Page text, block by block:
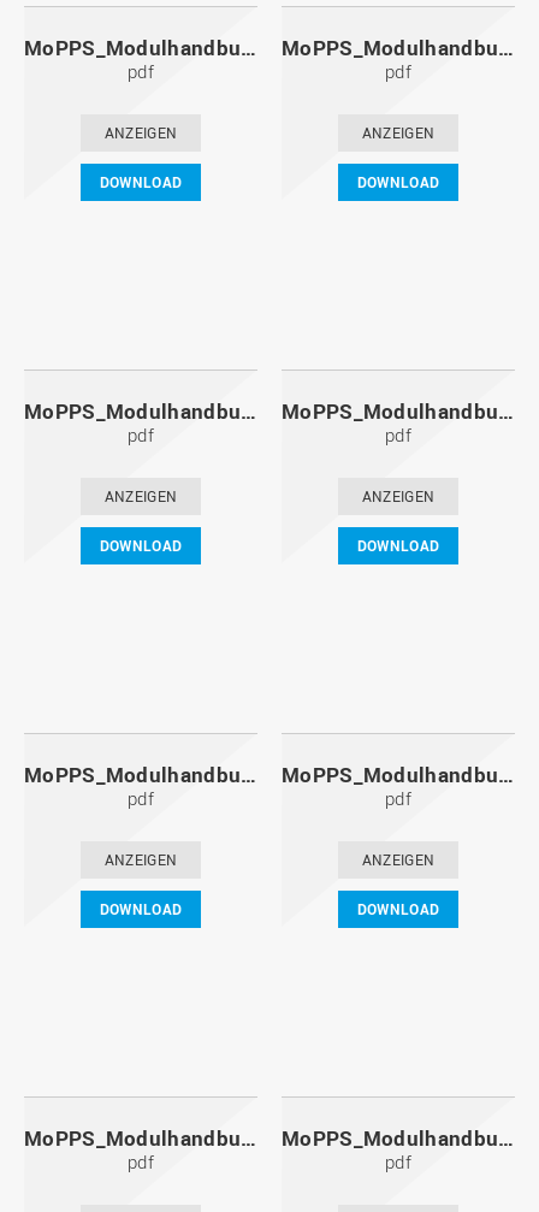
MoPPS_Modulhandbuch_20141201.pdf
pdf
ANZEIGEN
DOWNLOAD
MoPPS_Modulhandbuch_20140601.pdf
pdf
ANZEIGEN
DOWNLOAD
MoPPS_Modulhandbuch_20131201.pdf
pdf
ANZEIGEN
DOWNLOAD
MoPPS_Modulhandbuch_20130601.pdf
pdf
ANZEIGEN
DOWNLOAD
MoPPS_Modulhandbuch_20121201.pdf
pdf
ANZEIGEN
DOWNLOAD
MoPPS_Modulhandbuch_20120601.pdf
pdf
ANZEIGEN
DOWNLOAD
MoPPS_Modulhandbuch_20111201.pdf
pdf
MoPPS_Modulhandbuch_20110601.pdf
pdf